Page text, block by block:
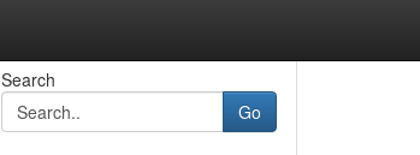
Search
Go